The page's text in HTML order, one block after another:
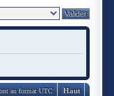
Haut
au format UTC